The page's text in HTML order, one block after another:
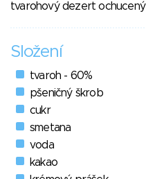
tvarohový dezert ochucený
Složení
tvaroh - 60%
pšeničný škrob
cukr
smetana
voda
kakao